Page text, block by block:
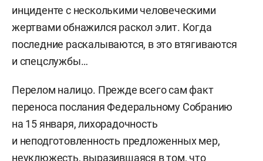
инциденте с несколькими человеческими
жертвами обнажился раскол элит. Когда
последние раскалываются, в это втягиваются
и спецслужбы…
Перелом налицо. Прежде всего сам факт
переноса послания Федеральному Собранию
на 15 января, лихорадочность
и неподготовленность предложенных мер,
неуклюжесть, выразившаяся в том, что